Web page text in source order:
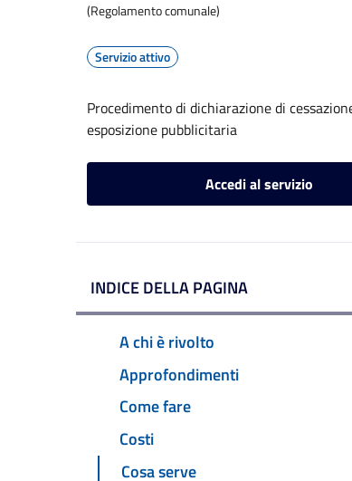
(Regolamento comunale)
Servizio attivo
Procedimento di dichiarazione di
esposizione pubblicitaria
Accedi al servizio
INDICE DELLA PAGINA
A chi è rivolto
Approfondimenti
Come fare
Costi
Cosa serve